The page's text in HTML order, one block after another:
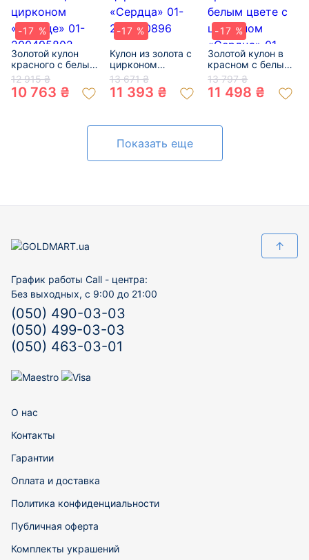
-17 %
Золотой кулон
красного с белым
цвета с цирконом
«Сердце» 01-
200495802
12 915 ₴
10 763 ₴
-17 %
Кулон из золота с
цирконом
«Сердца» 01-
200420896
13 671 ₴
11 393 ₴
-17 %
Золотой кулон в
красном с белым
цвете с цирконом
«Сердца» 01-
200469985
13 797 ₴
11 498 ₴
Показать еще
↑
График работы Call - центра:
Без выходных, с 9:00 до 21:00
(050) 490-03-03
(050) 499-03-03
(050) 463-03-01
О нас
Контакты
Гарантии
Оплата и доставка
Политика конфиденциальности
Публичная оферта
Комплекты украшений